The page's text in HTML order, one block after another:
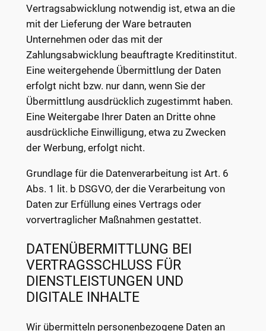
Vertragsabwicklung notwendig ist, etwa an die
mit der Lieferung der Ware betrauten
Unternehmen oder das mit der
Zahlungsabwicklung beauftragte Kreditinstitut.
Eine weitergehende Übermittlung der Daten
erfolgt nicht bzw. nur dann, wenn Sie der
Übermittlung ausdrücklich zugestimmt haben.
Eine Weitergabe Ihrer Daten an Dritte ohne
ausdrückliche Einwilligung, etwa zu Zwecken
der Werbung, erfolgt nicht.
Grundlage für die Datenverarbeitung ist Art. 6
Abs. 1 lit. b DSGVO, der die Verarbeitung von
Daten zur Erfüllung eines Vertrags oder
vorvertraglicher Maßnahmen gestattet.
DATENÜBERMITTLUNG BEI
VERTRAGSSCHLUSS FÜR
DIENSTLEISTUNGEN UND
DIGITALE INHALTE
Wir übermitteln personenbezogene Daten an